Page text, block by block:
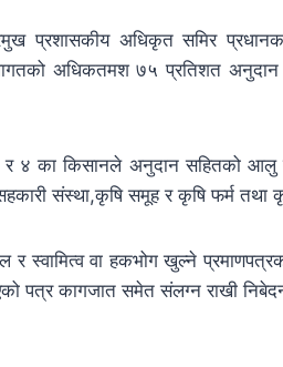
प्रशासकीय अधिकृत समिर
अधिकतमश ७५ प्रतिशत अनुदान
४ का किसानले अनुदान सहितको आलु
संस्था,कृषि समूह र कृषि फर्म तथा
र स्वामित्व वा हकभोग खुल्ने
पत्र कागजात समेत संलग्न राखी